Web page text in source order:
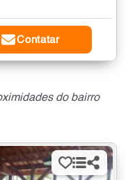
Contatar
do bairro